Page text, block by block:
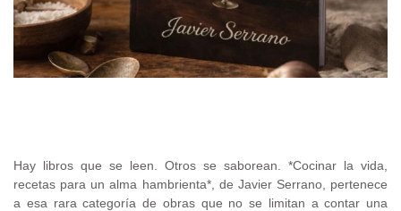
Hay libros que se leen. Otros se saborean. *Cocinar la vida,
recetas para un alma hambrienta*, de Javier Serrano, pertenece
a esa rara categoría de obras que no se limitan a contar una